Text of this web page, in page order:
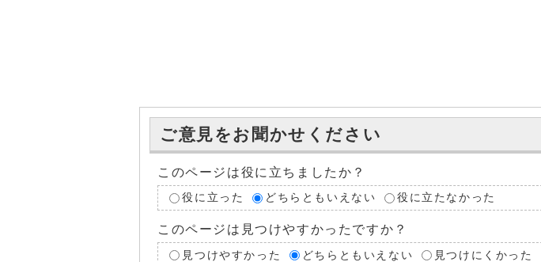
ご意見をお聞かせください
このページは役に立ちましたか？
役に立った どちらともいえない 役に立たなかった
このページは見つけやすかったですか？
見つけやすかった どちらともいえない 見つけにくかった